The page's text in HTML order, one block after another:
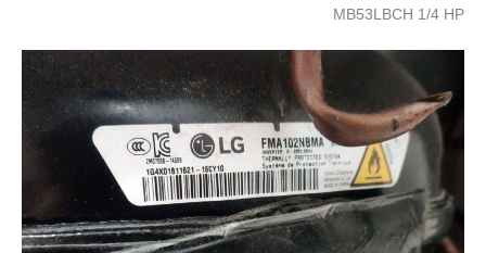
MB53LBCH 1/4 HP